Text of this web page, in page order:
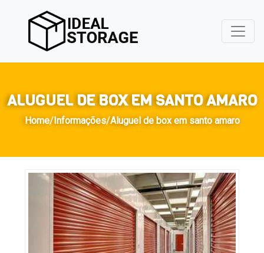
ALUGUEL DE BOX EM SANTO AMARO
Home/Informações/Aluguel de box em santo amaro